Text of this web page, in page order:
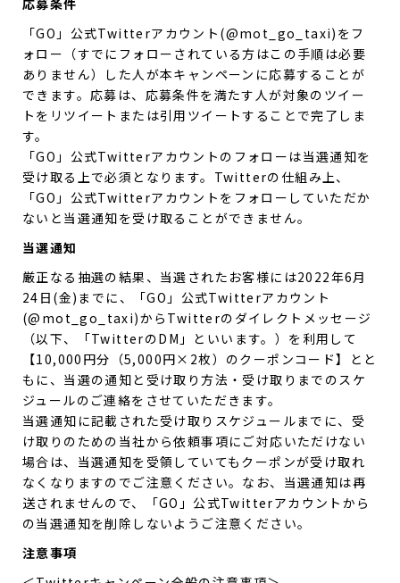
応募条件
「GO」公式Twitterアカウント(@mot_go_taxi)をフ
ォロー（すでにフォローされている方はこの手順は必要
ありません）した人が本キャンペーンに応募することが
できます。応募は、応募条件を満たす人が対象のツイー
トをリツイートまたは引用ツイートすることで完了しま
す。
「GO」公式Twitterアカウントのフォローは当選通知を
受け取る上で必須となります。Twitterの仕組み上、
「GO」公式Twitterアカウントをフォローしていただか
ないと当選通知を受け取ることができません。
当選通知
厳正なる抽選の結果、当選されたお客様には2022年6月
24日(金)までに、「GO」公式Twitterアカウント
(@mot_go_taxi)からTwitterのダイレクトメッセージ
（以下、「TwitterのDM」といいます。）を利用して
【10,000円分（5,000円×2枚）のクーポンコード】とと
もに、当選の通知と受け取り方法・受け取りまでのスケ
ジュールのご連絡をさせていただきます。
当選通知に記載された受け取りスケジュールまでに、受
け取りのための当社から依頼事項にご対応いただけない
場合は、当選通知を受領していてもクーポンが受け取れ
なくなりますのでご注意ください。なお、当選通知は再
送されませんので、「GO」公式Twitterアカウントから
の当選通知を削除しないようご注意ください。
注意事項